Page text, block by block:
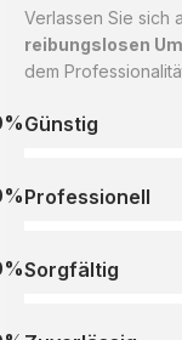
Verlassen Sie sich
reibungslosen
dem
Günstig
Professionell
Sorgfältig